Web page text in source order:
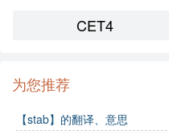
CET4
为您推荐
【stab】的翻译、意思